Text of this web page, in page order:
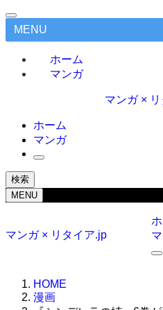
MENU
ホーム
マンガ
マンガ ×
ホーム
マンガ
検索
MENU
マンガ × リタイア.jp
HOME
漫画